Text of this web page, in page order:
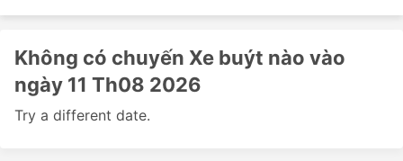
Không có chuyến Xe buýt nào vào
ngày 11 Th08 2026
Try a different date.